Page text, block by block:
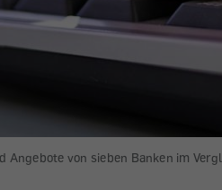
von sieben Banken im